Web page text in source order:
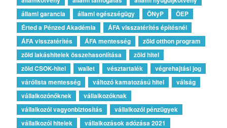
állami garancia
állami egészségügy ÖNyP
ÖEP
Érted a Pénzed Akadémia
ÁFA visszatérítés építésnél
ÁFA visszatérítés
ÁFA mentesség
zöld otthon program
zöld lakáshitelek összehasonlítása
zöld hitel
zöld CSOK-hitel
wallet vésztartalék
végrehajtási jog
várólista mentesség
változó kamatozású hitel
válság
vállalkozónőknek
vállalkozóknak
vállalkozói vagyonbiztosítás
vállalkozói pénzügyek
vállalkozói hitelek
vállalkozások adózása 2021